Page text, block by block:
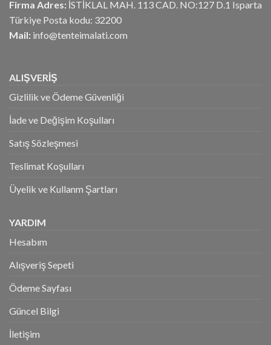
Firma Adres: İSTİKLAL MAH. 113 CAD. NO:127 D.1 Isparta
Türkiye Posta kodu: 32200
Mail: info@tenteimalati.com
ALIŞVERİŞ
Gizlilik ve Ödeme Güvenliği
İade ve Değişim Koşulları
Satış Sözleşmesi
Teslimat Koşulları
Üyelik ve Kullanm Şartları
YARDIM
Hesabım
Alışveriş Sepeti
Ödeme Sayfası
Güncel Bilgi
İletişim